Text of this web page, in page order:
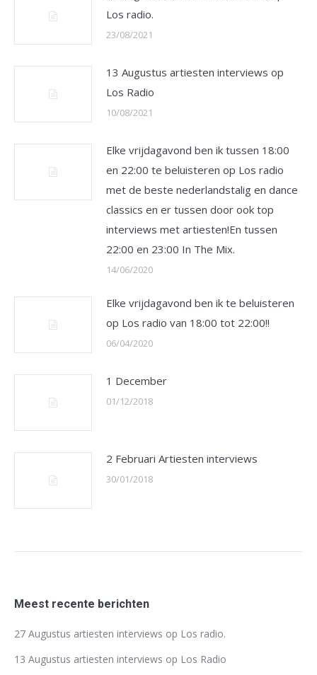
Los radio.
23/08/2021
13 Augustus artiesten interviews op
Los Radio
10/08/2021
Elke vrijdagavond ben ik tussen 18:00
en 22:00 te beluisteren op Los radio
met de beste nederlandstalig en dance
classics en er tussen door ook top
interviews met artiesten!En tussen
22:00 en 23:00 In The Mix.
14/06/2020
Elke vrijdagavond ben ik te beluisteren
op Los radio van 18:00 tot 22:00!!
06/04/2020
1 December
01/12/2018
2 Februari Artiesten interviews
30/01/2018
Meest recente berichten
27 Augustus artiesten interviews op Los radio.
13 Augustus artiesten interviews op Los Radio